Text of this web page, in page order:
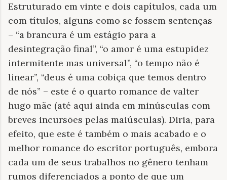
Estruturado em vinte e dois capítulos, cada um
com títulos, alguns como se fossem sentenças
– “a brancura é um estágio para a
desintegração final”, “o amor é uma estupidez
intermitente mas universal”, “o tempo não é
linear”, “deus é uma cobiça que temos dentro
de nós” – este é o quarto romance de valter
hugo mãe (até aqui ainda em minúsculas com
breves incursões pelas maiúsculas). Diria, para
efeito, que este é também o mais acabado e o
melhor romance do escritor português, embora
cada um de seus trabalhos no gênero tenham
rumos diferenciados a ponto de que um